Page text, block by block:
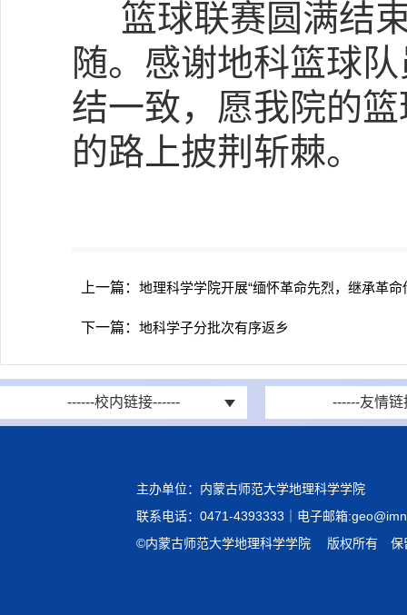
篮球联赛圆满结
随。感谢地科篮球
结一致，愿我院的
的路上披荆斩棘。
上一篇： 地理科学学院开展“缅怀革命先烈，继承革命
下一篇： 地科学子分批次有序返乡
------校内链接------ ------友情链
主办单位：内蒙古师范大学地理科学学院
联系电话：0471-4393333｜电子邮箱
©内蒙古师范大学地理科学学院 版权所有 保